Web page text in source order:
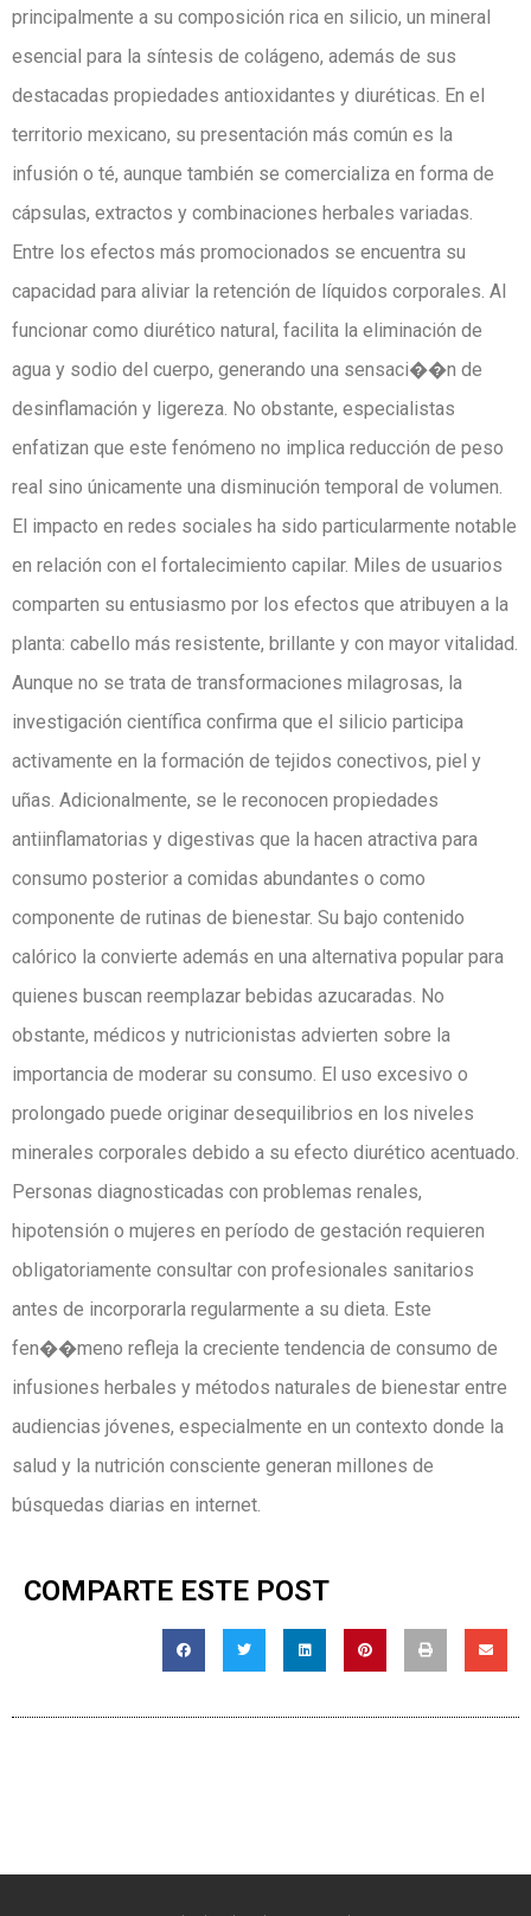
principalmente a su composición rica en silicio, un mineral
esencial para la síntesis de colágeno, además de sus
destacadas propiedades antioxidantes y diuréticas. En el
territorio mexicano, su presentación más común es la
infusión o té, aunque también se comercializa en forma de
cápsulas, extractos y combinaciones herbales variadas.
Entre los efectos más promocionados se encuentra su
capacidad para aliviar la retención de líquidos corporales. Al
funcionar como diurético natural, facilita la eliminación de
agua y sodio del cuerpo, generando una sensaci��n de
desinflamación y ligereza. No obstante, especialistas
enfatizan que este fenómeno no implica reducción de peso
real sino únicamente una disminución temporal de volumen.
El impacto en redes sociales ha sido particularmente notable
en relación con el fortalecimiento capilar. Miles de usuarios
comparten su entusiasmo por los efectos que atribuyen a la
planta: cabello más resistente, brillante y con mayor vitalidad.
Aunque no se trata de transformaciones milagrosas, la
investigación científica confirma que el silicio participa
activamente en la formación de tejidos conectivos, piel y
uñas. Adicionalmente, se le reconocen propiedades
antiinflamatorias y digestivas que la hacen atractiva para
consumo posterior a comidas abundantes o como
componente de rutinas de bienestar. Su bajo contenido
calórico la convierte además en una alternativa popular para
quienes buscan reemplazar bebidas azucaradas. No
obstante, médicos y nutricionistas advierten sobre la
importancia de moderar su consumo. El uso excesivo o
prolongado puede originar desequilibrios en los niveles
minerales corporales debido a su efecto diurético acentuado.
Personas diagnosticadas con problemas renales,
hipotensión o mujeres en período de gestación requieren
obligatoriamente consultar con profesionales sanitarios
antes de incorporarla regularmente a su dieta. Este
fen��meno refleja la creciente tendencia de consumo de
infusiones herbales y métodos naturales de bienestar entre
audiencias jóvenes, especialmente en un contexto donde la
salud y la nutrición consciente generan millones de
búsquedas diarias en internet.
COMPARTE ESTE POST